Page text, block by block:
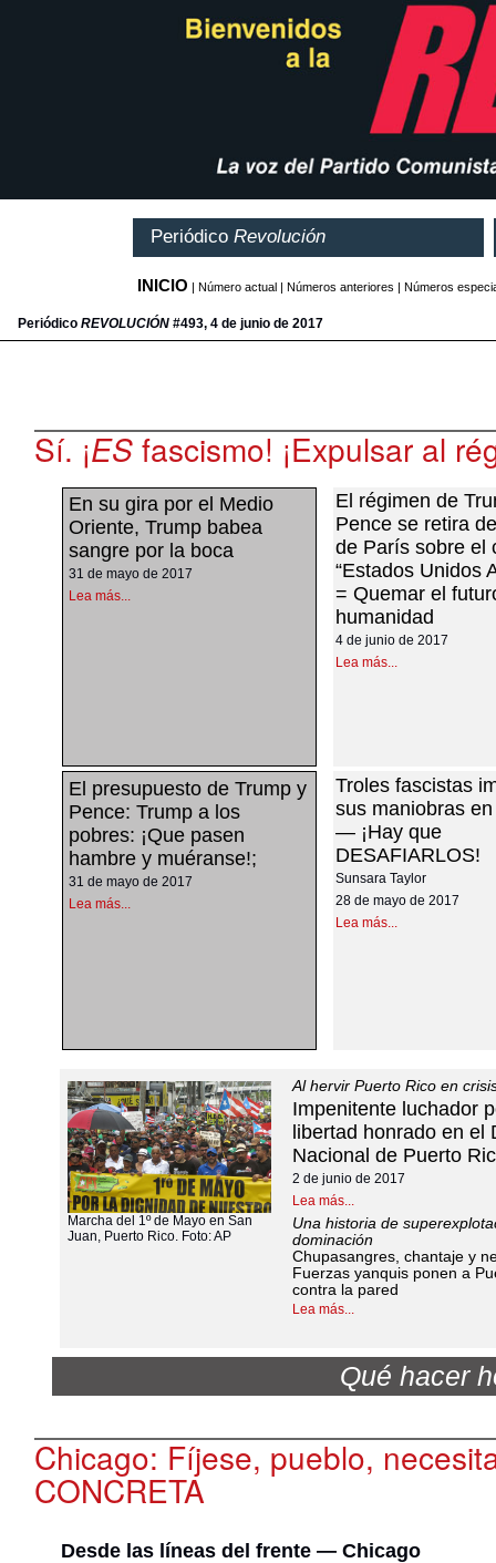
Periódico REVOLUCIÓN #493, 4 de junio de 2017
Sí. ¡ES fascismo! ¡Expulsar al
En su gira por el Medio
Oriente, Trump babea
sangre por la boca
31 de mayo de 2017
Lea más...
El presupuesto de Trump y
Pence: Trump a los
pobres: ¡Que pasen
hambre y muéranse!;
31 de mayo de 2017
Lea más...
El régimen de
Pence se retira
de París sobre el
“Estados Unidos
= Quemar el
humanidad
4 de junio de 2017
Lea más...
Troles fascistas
sus maniobras
— ¡Hay que
DESAFIARLOS!
Sunsara Taylor
28 de mayo de 2017
Lea más...
Marcha del 1º de Mayo en San
Juan, Puerto Rico. Foto: AP
Al hervir Puerto Rico en
Impenitente luchador
libertad honrado en el
Nacional de Puerto
2 de junio de 2017
Lea más...
Una historia de
dominación
Chupasangres, chantaje y
Fuerzas yanquis ponen a
contra la pared
Lea más...
Qué hacer
Chicago: Fíjese, pueblo,
CONCRETA
Desde las líneas del frente — Chicago